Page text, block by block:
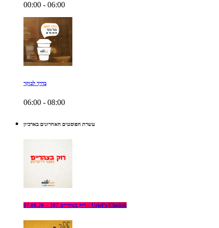
00:00 - 06:00
בדרך לבוקר
06:00 - 08:00
עשרת הפוסטים האחרונים בארכיון
רוק בצהריים 307 – 07.08.26 – Uriel’s Choices